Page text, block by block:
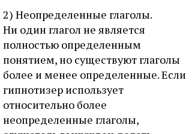
2) Неопределенные глаголы.
Ни один глагол не является
полностью определенным
понятием, но существуют глаголы
более и менее определенные. Если
гипнотизер использует
относительно более
неопределенные глаголы,